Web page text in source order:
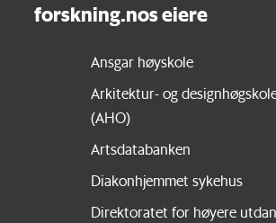
forskning.nos eiere
Ansgar høyskole
Arkitektur- og
(AHO)
Artsdatabanken
Diakonhjemmet sykehus
Direktoratet for høyere